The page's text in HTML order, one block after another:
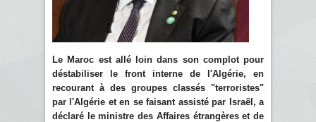
Le Maroc est allé loin dans son complot pour
déstabiliser le front interne de l'Algérie, en
recourant à des groupes classés "terroristes"
par l'Algérie et en se faisant assisté par Israël, a
déclaré le ministre des Affaires étrangères et de